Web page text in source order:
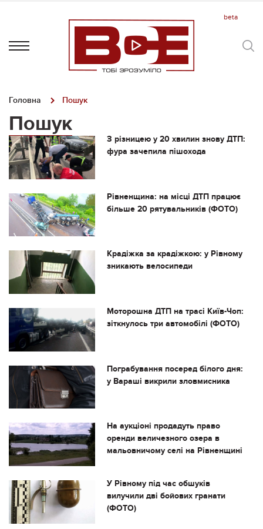
Головна Пошук
Пошук
З різницею у 20 хвилин знову ДТП:
фура зачепила пішохода
Рівненщина: на місці ДТП працює
більше 20 рятувальників (ФОТО)
Крадіжка за крадіжкою: у Рівному
зникають велосипеди
Моторошна ДТП на трасі Київ-Чоп:
зіткнулось три автомобілі (ФОТО)
Пограбування посеред білого дня:
у Вараші викрили зловмисника
На аукціоні продадуть право
оренди величезного озера в
мальовничому селі на Рівненщині
У Рівному під час обшуків
вилучили дві бойових гранати
(ФОТО)